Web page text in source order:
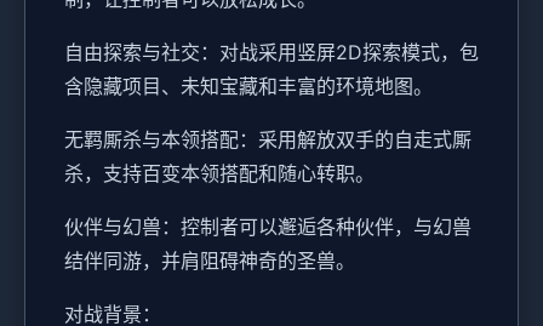
自由探索与社交：对战采用竖屏2D探索模式，包
含隐藏项目、未知宝藏和丰富的环境地图。
无羁厮杀与本领搭配：采用解放双手的自走式厮
杀，支持百变本领搭配和随心转职。
伙伴与幻兽：控制者可以邂逅各种伙伴，与幻兽
结伴同游，并肩阻碍神奇的圣兽。
对战背景：